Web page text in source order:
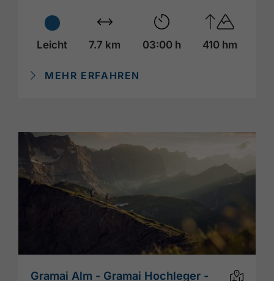
Leicht 7.7 km 03:00 h 410 hm
MEHR ERFAHREN
Gramai Alm - Gramai Hochleger -